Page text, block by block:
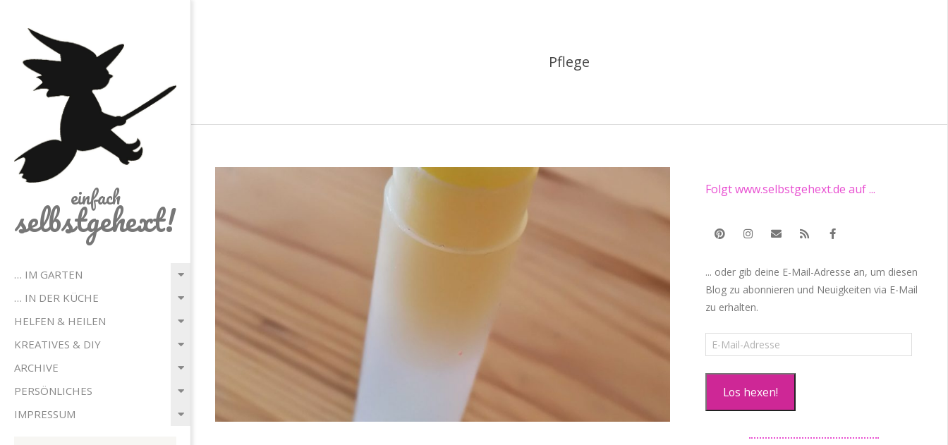
einfach
selbstgehext!
Primary
… IM GARTEN
… IN DER KÜCHE
HELFEN & HEILEN
KREATIVES & DIY
ARCHIVE
PERSÖNLICHES
IMPRESSUM
Pflege
Folgt www.selbstgehext.de auf ...
... oder gib deine E-Mail-Adresse an, um diesen
Blog zu abonnieren und Neuigkeiten via E-Mail
zu erhalten.
E-
Mail-
Los hexen!